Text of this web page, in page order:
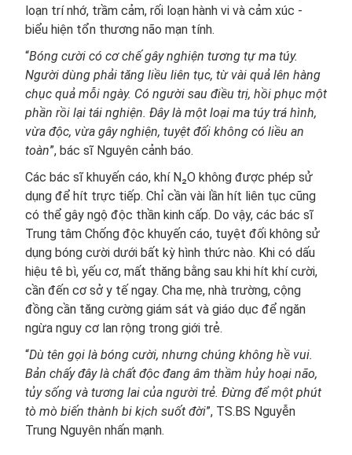
loạn trí nhớ, trầm cảm, rối loạn hành vi và cảm xúc -
biểu hiện tổn thương não mạn tính.
“Bóng cười có cơ chế gây nghiện tương tự ma túy.
Người dùng phải tăng liều liên tục, từ vài quả lên hàng
chục quả mỗi ngày. Có người sau điều trị, hồi phục một
phần rồi lại tái nghiện. Đây là một loại ma túy trá hình,
vừa độc, vừa gây nghiện, tuyệt đối không có liều an
toàn”, bác sĩ Nguyên cảnh báo.
Các bác sĩ khuyến cáo, khí N₂O không được phép sử
dụng để hít trực tiếp. Chỉ cần vài lần hít liên tục cũng
có thể gây ngộ độc thần kinh cấp. Do vậy, các bác sĩ
Trung tâm Chống độc khuyến cáo, tuyệt đối không sử
dụng bóng cười dưới bất kỳ hình thức nào. Khi có dấu
hiệu tê bì, yếu cơ, mất thăng bằng sau khi hít khí cười,
cần đến cơ sở y tế ngay. Cha mẹ, nhà trường, cộng
đồng cần tăng cường giám sát và giáo dục để ngăn
ngừa nguy cơ lan rộng trong giới trẻ.
“Dù tên gọi là bóng cười, nhưng chúng không hề vui.
Bản chấy đây là chất độc đang âm thầm hủy hoại não,
tủy sống và tương lai của người trẻ. Đừng để một phút
tò mò biến thành bi kịch suốt đời”, TS.BS Nguyễn
Trung Nguyên nhấn mạnh.